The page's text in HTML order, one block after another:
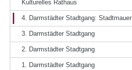
Kulturelles Rathaus
4. Darmstädter Stadtgang: Stadtmauer
3. Darmstädter Stadtgang
2. Darmstädter Stadtgang
1. Darmstädter Stadtgang